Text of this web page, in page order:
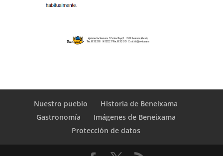
Nuestro pueblo
Historia de Beneixama
Gastronomía
Imágenes de Beneixama
Protección de datos